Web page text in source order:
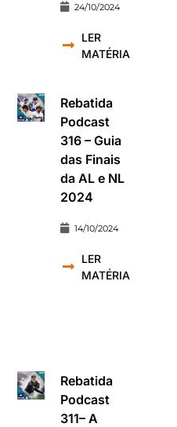
24/10/2024
LER
MATÉRIA
Rebatida
Podcast
316 – Guia
das Finais
da AL e NL
2024
14/10/2024
LER
MATÉRIA
Rebatida
Podcast
311– A